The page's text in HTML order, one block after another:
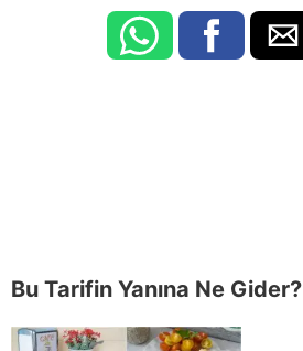
Bu Tarifin Yanına Ne Gider?